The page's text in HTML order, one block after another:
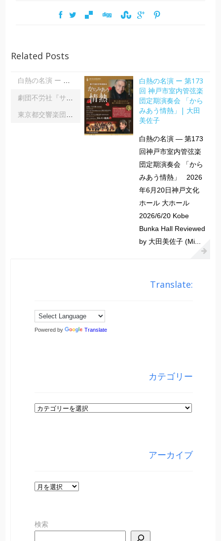
Related Posts
白熱の名演 ー 第173回 神戸市室内管弦楽団定期演奏会 「からみあう情熱」| 大田美佐子
白熱の名演 ー 第173
回 神戸市室内管弦楽
団定期演奏会 「から
みあう情熱」| 大田
美佐子
白熱の名演 ― 第173
回神戸市室内管弦楽
団定期演奏会 「から
みあう情熱」 2026
年6月20日神戸文化
ホール 大ホール
2026/6/20 Kobe
Bunka Hall Reviewed
by 大田美佐子 (Mi...
Translate:
Powered by Translate
カテゴリー
カ
アーカイブ
ア
イ
検索